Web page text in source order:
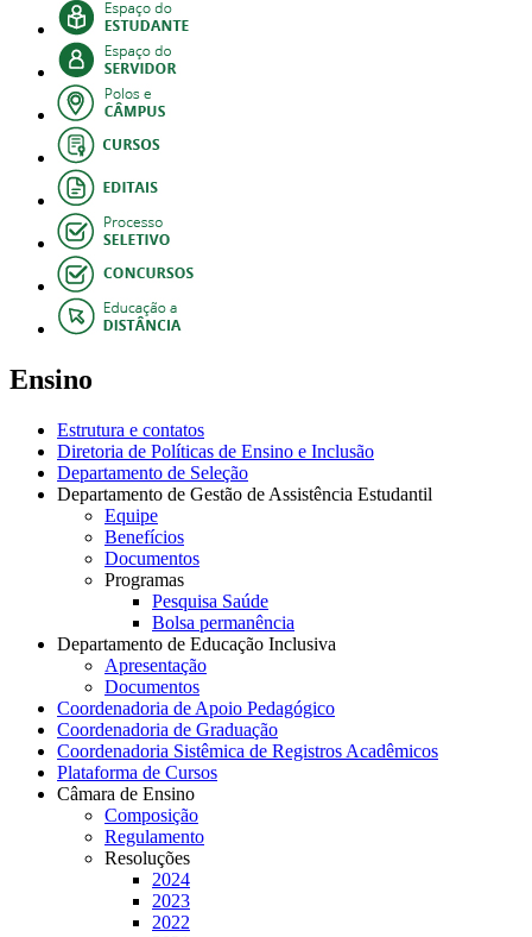
Ensino
Estrutura e contatos
Diretoria de Políticas de Ensino e Inclusão
Departamento de Seleção
Departamento de Gestão de Assistência Estudantil
Equipe
Benefícios
Documentos
Programas
Pesquisa Saúde
Bolsa permanência
Departamento de Educação Inclusiva
Apresentação
Documentos
Coordenadoria de Apoio Pedagógico
Coordenadoria de Graduação
Coordenadoria Sistêmica de Registros Acadêmicos
Plataforma de Cursos
Câmara de Ensino
Composição
Regulamento
Resoluções
2024
2023
2022